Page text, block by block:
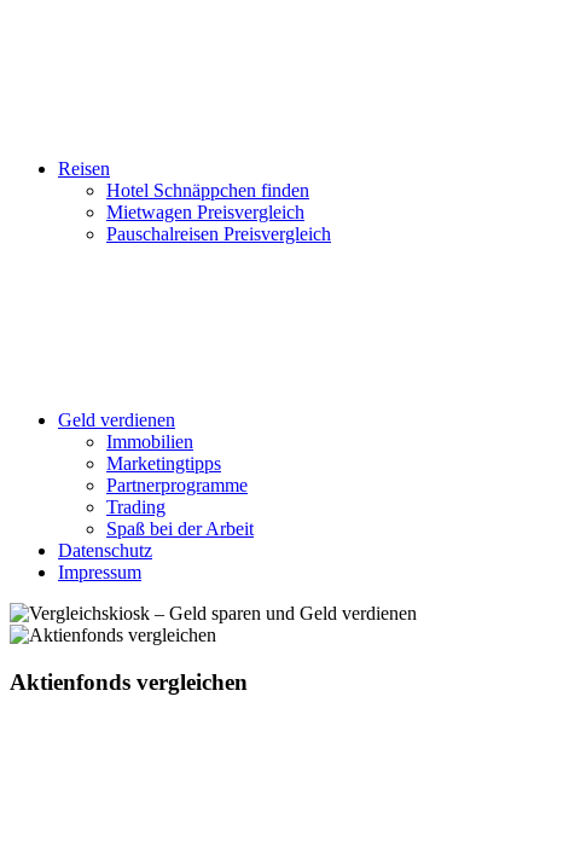
Reisen
Hotel Schnäppchen finden
Mietwagen Preisvergleich
Pauschalreisen Preisvergleich
Geld verdienen
Immobilien
Marketingtipps
Partnerprogramme
Trading
Spaß bei der Arbeit
Datenschutz
Impressum
Aktienfonds vergleichen